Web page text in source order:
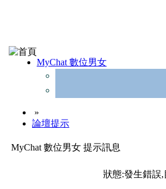
MyChat 數位男女
»
論壇提示
MyChat 數位男女 提示訊息
狀態:發生錯誤,